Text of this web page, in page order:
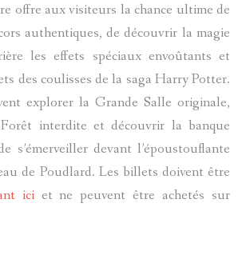
offre aux visiteurs la chance ultime de
authentiques, de découvrir la magie
les effets spéciaux envoûtants et
des coulisses de la saga Harry Potter.
explorer la Grande Salle originale,
interdite et découvrir la banque
s’émerveiller devant l’époustouflante
de Poudlard. Les billets doivent être
iciet ne peuvent être achetés sur